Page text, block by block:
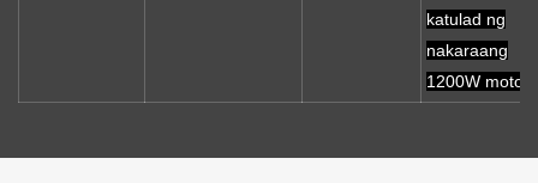
katulad ng
nakaraang
1200W motor